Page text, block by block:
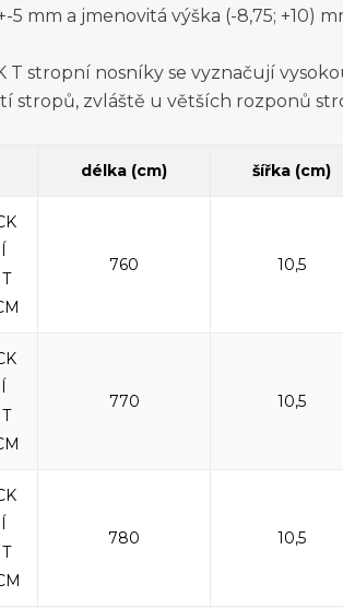
5 mm a jmenovitá výška (-8,75; +10)
T stropní nosníky se vyznačují
stropů, zvláště u větších rozponů
délka (cm) šířka (cm)
760 10,5
770 10,5
780 10,5